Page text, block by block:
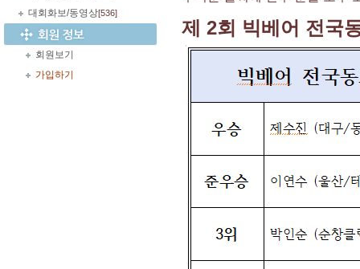
대회화보/동영상[536]
회원보기
가입하기
제 2회 빅베어 전국